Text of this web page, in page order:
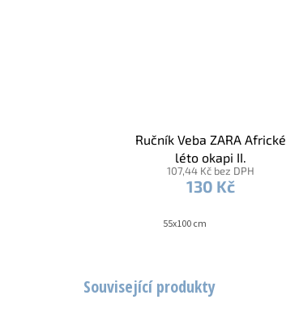
Související produkty
Ručník Veba ZARA Africké
léto okapi II.
107,44 Kč bez DPH
130 Kč
55x100 cm